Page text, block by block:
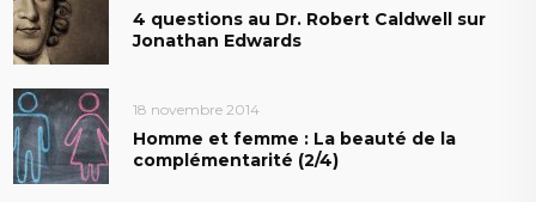
4 questions au Dr. Robert Caldwell sur
Jonathan Edwards
18 novembre 2014
Homme et femme : La beauté de la
complémentarité (2/4)